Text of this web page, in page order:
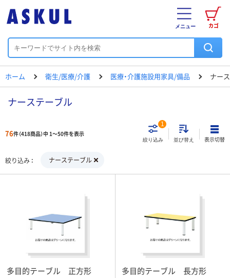
カゴ
メニュー
ホーム 衛生/医療/介護 医療・介護施設用家具/備品 ナー
ナーステーブル
76件（418商品）中 1～50件を表示
絞り込み
1
並び替え 表示切替
絞り込み ナーステーブル
多目的テーブル 正方形 多目的テーブル 長方形